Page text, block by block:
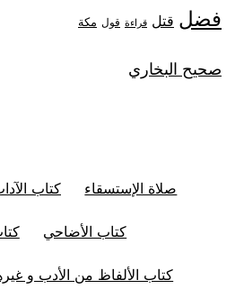
فضل قتل قراءة قول مكة
صحيح البخاري
صلاة الإستسقاء كتاب
كتاب الأضاحي
كتاب الألفاظ من الأدب و